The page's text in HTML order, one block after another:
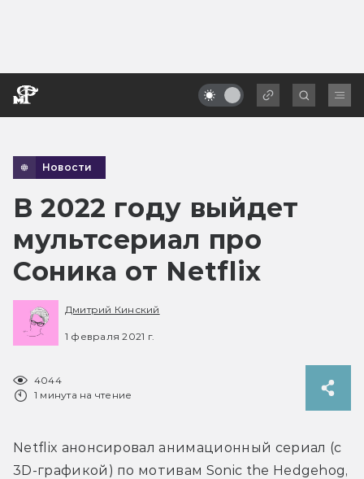
Новости
В 2022 году выйдет
мультсериал про
Соника от Netflix
Дмитрий Кинский
1 февраля 2021 г.
4044
1 минута на чтение
Netflix анонсировал анимационный сериал (с
3D-графикой) по мотивам Sonic the Hedgehog,